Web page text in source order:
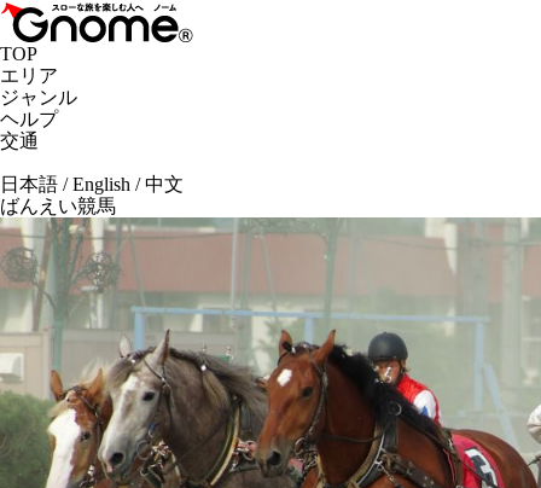
TOP
エリア
ジャンル
ヘルプ
交通
日本語 /English /中文
ばんえい競馬